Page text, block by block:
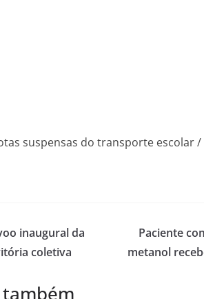
suspensas do transporte escolar /
inaugural da
coletiva
Paciente
metanol